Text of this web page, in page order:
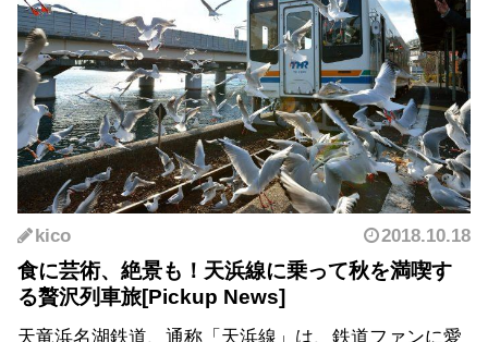
kico 2018.10.18
食に芸術、絶景も！天浜線に乗って秋を満喫す
る贅沢列車旅
天竜浜名湖鉄道、通称「天浜線」は、鉄道ファンに愛